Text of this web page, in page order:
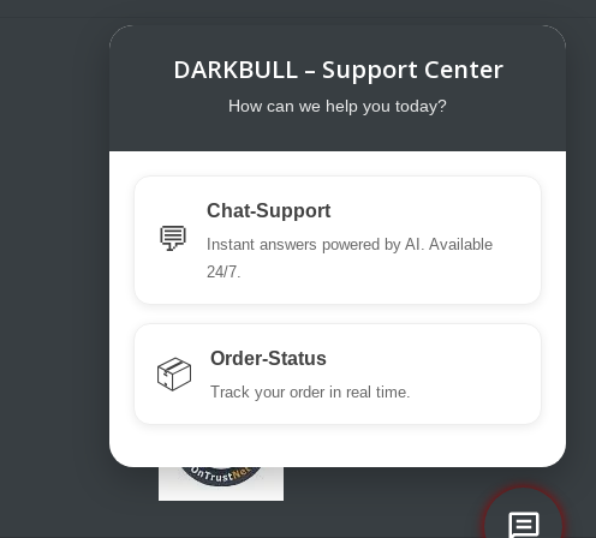
DarkBull TrendStore
DarkBull TrendStore – Your specialist
shooters and hunters.
Please use our excellent chat
DARKBULL – Support Center
How can we help you today?
💬
Chat-Support
Instant answers powered by AI. Available
24/7.
📦 Order-Status
Track your order in real time.